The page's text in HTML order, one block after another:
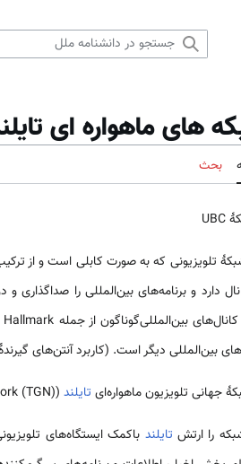
های ماهواره ای
بحث
تلویزیونی که به صورت کابلی است و از
کانال دارد و برنامه‌های بین‌المللی را
بین‌المللی دیگر است. (کاربرد آنتن‌های
تایلند (Thai TV Global Network (TGN))
را ارتش تایلند باکمک ایستگاه‌های